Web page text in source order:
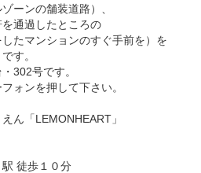
ーンの舗装道路）、
通過したところの
たマンションのすぐ手前を）を
す。
302号です。
ォンを押して下さい。
ん「LEMONHEART」
徒歩１０分